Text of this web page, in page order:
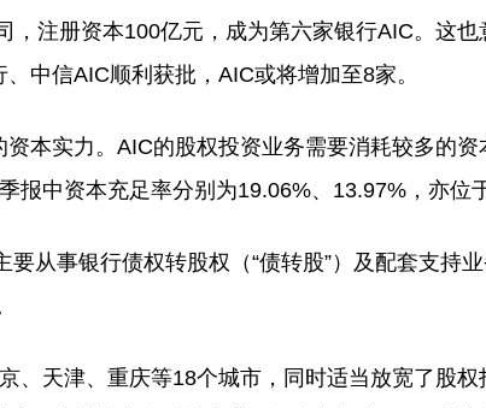
注册资本100亿元，成为第六家银行AIC。这
中信AIC顺利获批，AIC或将增加至8家。
本实力。AIC的股权投资业务需要消耗较多的
中资本充足率分别为19.06%、13.97%，亦位
从事银行债权转股权（“债转股”）及配套支持
、天津、重庆等18个城市，同时适当放宽了股